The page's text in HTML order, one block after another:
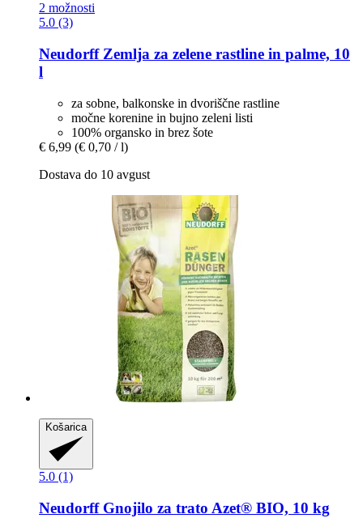
2 možnosti
5.0 (3)
NeudorffZemlja za zelene rastline in palme, 10
l
za sobne, balkonske in dvoriščne rastline
močne korenine in bujno zeleni listi
100% organsko in brez šote
€ 6,99 (€ 0,70 / l)
Dostava do 10 avgust
Košarica
5.0 (1)
NeudorffGnojilo za trato Azet® BIO, 10 kg